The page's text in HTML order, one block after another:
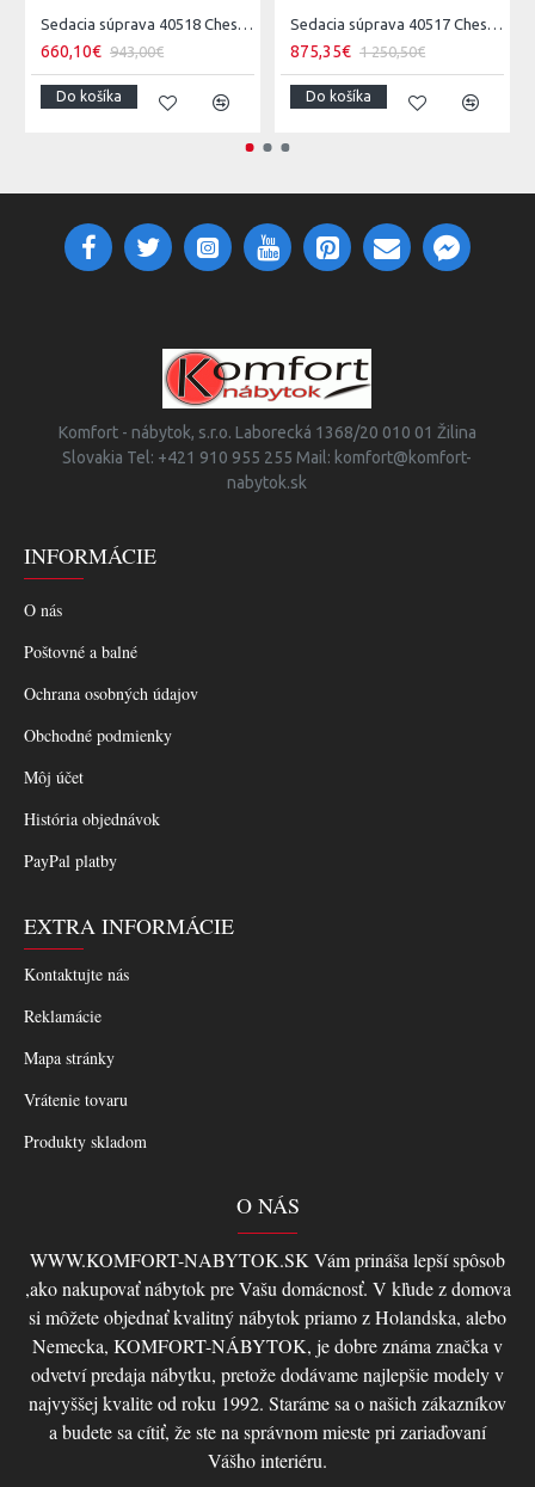
Sedacia súprava 40518 Chesterfield 2-sedenie Vintage Šedá Taupe
660,10€ 943,00€
Do košíka
Sedacia súprava 40517 Chesterfield 3-sedenie Vintage Šedá Taupe
875,35€ 1 250,50€
Do košíka
Komfort - nábytok, s.r.o. Laborecká 1368/20 010 01 Žilina
Slovakia Tel: +421 910 955 255 Mail: komfort@komfort-
nabytok.sk
INFORMÁCIE
O nás
Poštovné a balné
Ochrana osobných údajov
Obchodné podmienky
Môj účet
História objednávok
PayPal platby
EXTRA INFORMÁCIE
Kontaktujte nás
Reklamácie
Mapa stránky
Vrátenie tovaru
Produkty skladom
O NÁS
WWW.KOMFORT-NABYTOK.SK Vám prináša lepší spôsob
,ako nakupovať nábytok pre Vašu domácnosť. V kľude z domova
si môžete objednať kvalitný nábytok priamo z Holandska, alebo
Nemecka, KOMFORT-NÁBYTOK, je dobre známa značka v
odvetví predaja nábytku, pretože dodávame najlepšie modely v
najvyššej kvalite od roku 1992. Staráme sa o našich zákazníkov
a budete sa cítiť, že ste na správnom mieste pri zariaďovaní
Vášho interiéru.